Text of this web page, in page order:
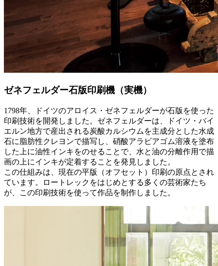
ゼネフェルダー石版印刷機（実機）
1798年、ドイツのアロイス・ゼネフェルダーが石版を使った
印刷技術を開発しました。ゼネフェルダーは、ドイツ・バイ
エルン地方で産出される炭酸カルシウムを主成分とした水成
石に脂肪性クレヨンで描写し、硝酸アラビアゴム溶液を塗布
した上に油性インキをのせることで、水と油の分離作用で描
画の上にインキが定着することを発見しました。
この仕組みは、現在の平版（オフセット）印刷の原点とされ
ています。ロートレックをはじめとする多くの芸術家たち
が、この印刷技術を使って作品を制作しました。